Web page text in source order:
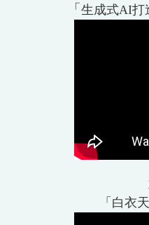
「 生成式AI打
「白衣